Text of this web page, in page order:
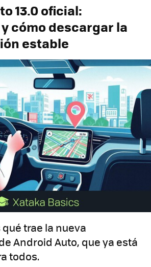
13.0 oficial:
cómo descargar la
estable
trae la nueva
Android Auto, que ya está
todos.